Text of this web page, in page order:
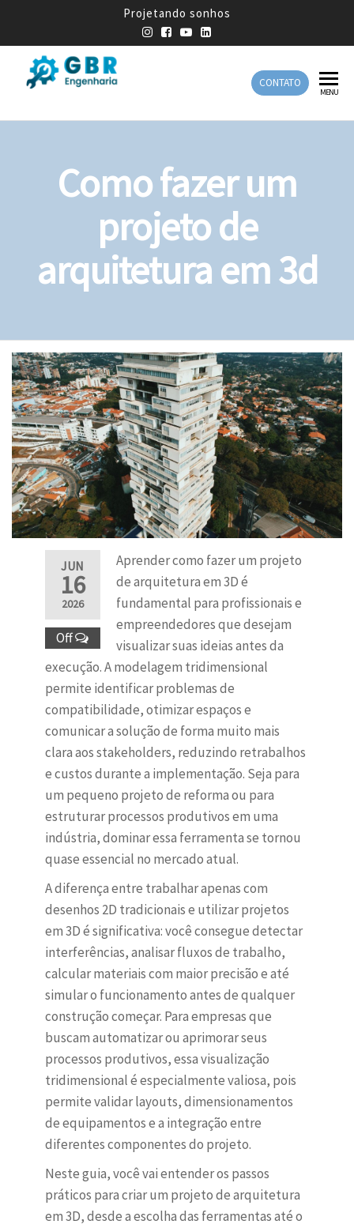
Projetando sonhos
Engenharia
Engenharia
CONTATO
MENU
Como fazer um
projeto de
arquitetura em 3d
JUN
16
2026
Off
Aprender como fazer um projeto
de arquitetura em 3D é
fundamental para profissionais e
empreendedores que desejam
visualizar suas ideias antes da
execução. A modelagem tridimensional
permite identificar problemas de
compatibilidade, otimizar espaços e
comunicar a solução de forma muito mais
clara aos stakeholders, reduzindo retrabalhos
e custos durante a implementação. Seja para
um pequeno projeto de reforma ou para
estruturar processos produtivos em uma
indústria, dominar essa ferramenta se tornou
quase essencial no mercado atual.
A diferença entre trabalhar apenas com
desenhos 2D tradicionais e utilizar projetos
em 3D é significativa: você consegue detectar
interferências, analisar fluxos de trabalho,
calcular materiais com maior precisão e até
simular o funcionamento antes de qualquer
construção começar. Para empresas que
buscam automatizar ou aprimorar seus
processos produtivos, essa visualização
tridimensional é especialmente valiosa, pois
permite validar layouts, dimensionamentos
de equipamentos e a integração entre
diferentes componentes do projeto.
Neste guia, você vai entender os passos
práticos para criar um projeto de arquitetura
em 3D, desde a escolha das ferramentas até o